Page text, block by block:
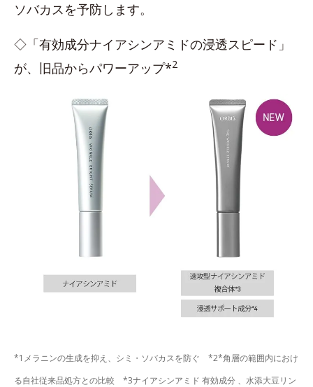
ソバカスを予防します。
◇「有効成分ナイアシンアミドの浸透スピード」
が、旧品からパワーアップ*2
*1メラニンの生成を抑え、シミ・ソバカスを防ぐ *2*角層の範囲内におけ
る自社従来品処方との比較 *3ナイアシンアミド 有効成分 、水添大豆リン